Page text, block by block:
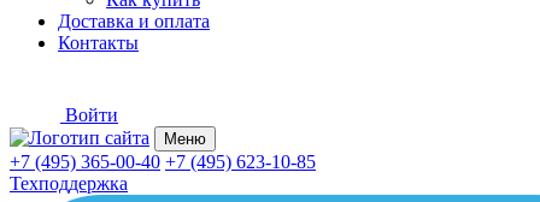
Доставка и оплата
Контакты
Войти
Меню
+7 (495) 365-00-40 +7 (495) 623-10-85
Техподдержка